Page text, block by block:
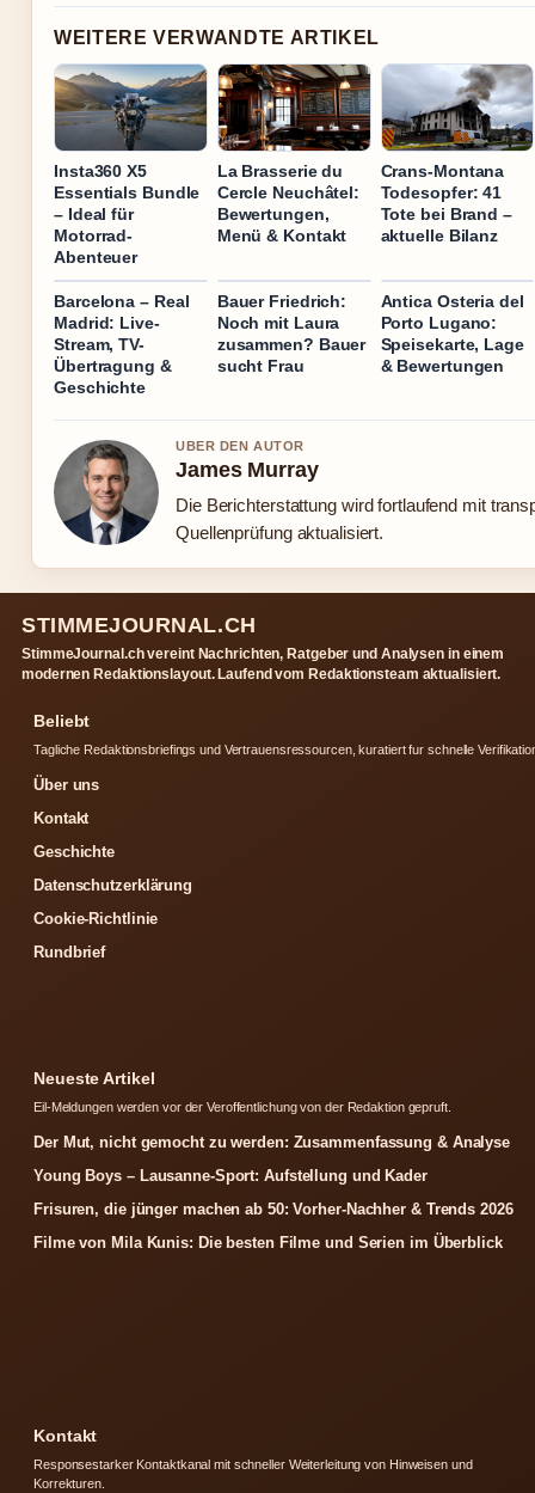
WEITERE VERWANDTE ARTIKEL
Insta360 X5
Essentials Bundle
– Ideal für
Motorrad-
Abenteuer
La Brasserie du
Cercle Neuchâtel:
Bewertungen,
Menü & Kontakt
Crans-Montana
Todesopfer: 41
Tote bei Brand –
aktuelle Bilanz
Barcelona – Real
Madrid: Live-
Stream, TV-
Übertragung &
Geschichte
Bauer Friedrich:
Noch mit Laura
zusammen? Bauer
sucht Frau
Antica Osteria del
Porto Lugano:
Speisekarte, Lage
& Bewertungen
UBER DEN AUTOR
James Murray
Die Berichterstattung wird fortlaufend mit
Quellenprüfung aktualisiert.
STIMMEJOURNAL.CH
StimmeJournal.ch vereint Nachrichten, Ratgeber und Analysen in einem
modernen Redaktionslayout. Laufend vom Redaktionsteam aktualisiert.
Beliebt
Tagliche Redaktionsbriefings und Vertrauensressourcen, kuratiert fur schnelle
Über uns
Kontakt
Geschichte
Datenschutzerklärung
Cookie-Richtlinie
Rundbrief
Neueste Artikel
Eil-Meldungen werden vor der Veroffentlichung von der Redaktion gepruft.
Der Mut, nicht gemocht zu werden: Zusammenfassung & Analyse
Young Boys – Lausanne-Sport: Aufstellung und Kader
Frisuren, die jünger machen ab 50: Vorher-Nachher & Trends 2026
Filme von Mila Kunis: Die besten Filme und Serien im Überblick
Kontakt
Responsestarker Kontaktkanal mit schneller Weiterleitung von Hinweisen und
Korrekturen.